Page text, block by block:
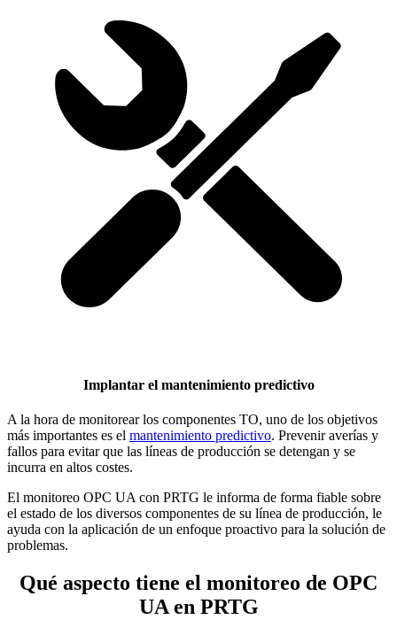
Implantar el mantenimiento predictivo
A la hora de monitorear los componentes TO, uno de los objetivos
más importantes es el mantenimiento predictivo. Prevenir averías y
fallos para evitar que las líneas de producción se detengan y se
incurra en altos costes.
El monitoreo OPC UA con PRTG le informa de forma fiable sobre
el estado de los diversos componentes de su línea de producción, le
ayuda con la aplicación de un enfoque proactivo para la solución de
problemas.
Qué aspecto tiene el monitoreo de OPC
UA en PRTG